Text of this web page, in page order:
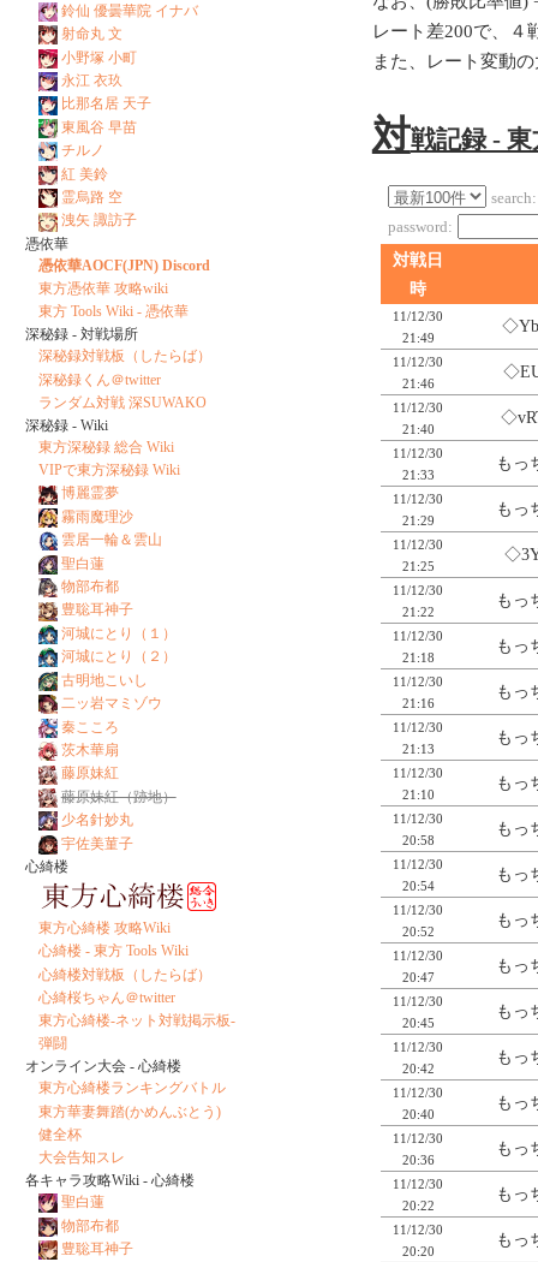
レート差200で、４
また、レート変動
対戦記録 -
search:
password:
対戦日
時
11/12/30
21:49
11/12/30
21:46
11/12/30
21:40
11/12/30
21:33
もっ
11/12/30
21:29
もっ
11/12/30
21:25
11/12/30
21:22
もっ
11/12/30
21:18
もっ
11/12/30
21:16
もっ
11/12/30
21:13
もっ
11/12/30
21:10
もっ
11/12/30
20:58
もっ
11/12/30
20:54
もっ
11/12/30
20:52
もっ
11/12/30
20:47
もっ
11/12/30
20:45
もっ
11/12/30
20:42
もっ
11/12/30
20:40
もっ
11/12/30
20:36
もっ
11/12/30
20:22
もっ
11/12/30
20:20
もっ
鈴仙 優曇華院 イナバ
射命丸 文
小野塚 小町
永江 衣玖
比那名居 天子
東風谷 早苗
チルノ
紅 美鈴
霊烏路 空
洩矢 諏訪子
憑依華
憑依華AOCF(JPN) Discord
東方憑依華 攻略wiki
東方 Tools Wiki - 憑依華
深秘録 - 対戦場所
深秘録対戦板（したらば）
深秘録くん＠twitter
ランダム対戦 深SUWAKO
深秘録 - Wiki
東方深秘録 総合 Wiki
VIPで東方深秘録 Wiki
博麗霊夢
霧雨魔理沙
雲居一輪＆雲山
聖白蓮
物部布都
豊聡耳神子
河城にとり（１）
河城にとり（２）
古明地こいし
二ッ岩マミゾウ
秦こころ
茨木華扇
藤原妹紅
藤原妹紅（跡地）
少名針妙丸
宇佐美菫子
心綺楼
東方心綺楼 攻略Wiki
心綺楼 - 東方 Tools Wiki
心綺楼対戦板（したらば）
心綺桜ちゃん＠twitter
東方心綺楼-ネット対戦掲示板-
弾闘
オンライン大会 - 心綺楼
東方心綺楼ランキングバトル
東方華妻舞踏(かめんぶとう)
健全杯
大会告知スレ
各キャラ攻略Wiki - 心綺楼
聖白蓮
物部布都
豊聡耳神子